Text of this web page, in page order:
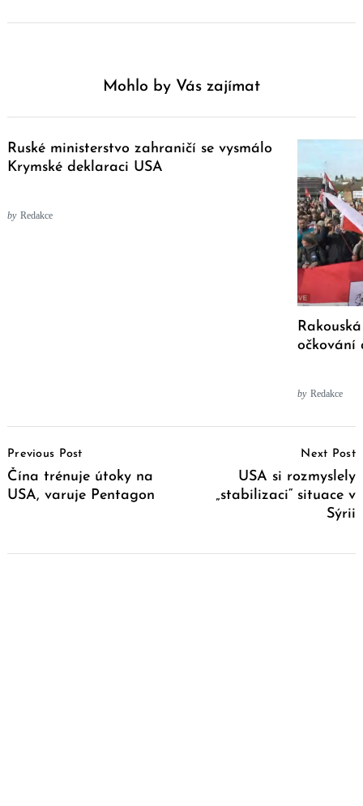
Mohlo by Vás zajímat
Ruské ministerstvo zahraničí se vysmálo
Krymské deklaraci USA
by Redakce
očkování
by Redakce
Navigation
Previous Post
Čína trénuje útoky na
USA, varuje Pentagon
Next Post
USA si rozmyslely
„stabilizaci“ situace v
Sýrii